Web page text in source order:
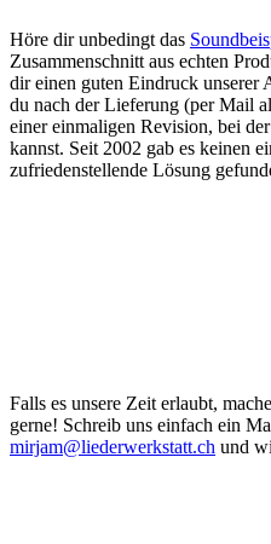
Höre dir unbedingt das
Zusammenschnitt aus echten
dir einen guten Eindruck unserer
du nach der Lieferung (per Mail
einer einmaligen Revision, bei
kannst. Seit 2002 gab es keinen
zufriedenstellende Lösung
Falls es unsere Zeit erlaubt,
gerne! Schreib uns einfach ein
mirjam@liederwerkstatt.ch und